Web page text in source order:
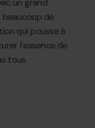
de
qui pousse à
l’essence de
tous.